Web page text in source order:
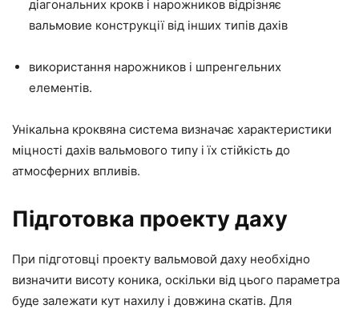
діагональних крокв і нарожников відрізняє
вальмовие конструкції від інших типів дахів
використання нарожников і шпренгельних
елементів.
Унікальна кроквяна система визначає характеристики
міцності дахів вальмового типу і їх стійкість до
атмосферних впливів.
Підготовка проекту даху
При підготовці проекту вальмовой даху необхідно
визначити висоту коника, оскільки від цього параметра
буде залежати кут нахилу і довжина скатів. Для